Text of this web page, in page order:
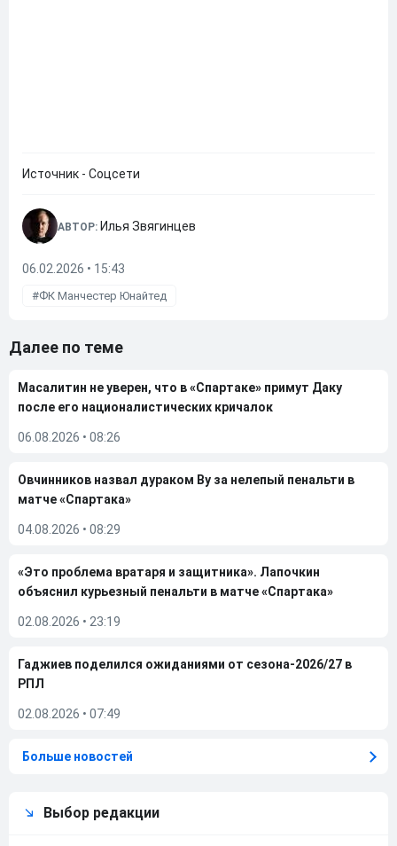
Источник - Соцсети
АВТОР: Илья Звягинцев
06.02.2026 • 15:43
ФК Манчестер Юнайтед
Далее по теме
Масалитин не уверен, что в «Спартаке» примут Даку
после его националистических кричалок
06.08.2026 • 08:26
Овчинников назвал дураком Ву за нелепый пенальти в
матче «Спартака»
04.08.2026 • 08:29
«Это проблема вратаря и защитника». Лапочкин
объяснил курьезный пенальти в матче «Спартака»
02.08.2026 • 23:19
Гаджиев поделился ожиданиями от сезона-2026/27 в
РПЛ
02.08.2026 • 07:49
Больше новостей
Выбор редакции